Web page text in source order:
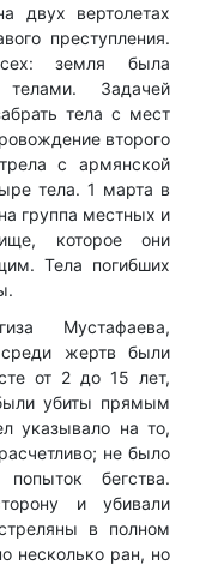
двух вертолетах
преступления.
земля была
Задачей
тела с мест
второго
с армянской
тела. 1 марта в
группа местных и
которое они
Тела погибших
Мустафаева,
жертв были
от 2 до 15 лет,
убиты прямым
указывало на то,
не было
бегства.
и убивали
в полном
несколько ран, но